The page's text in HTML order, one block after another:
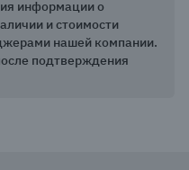
информации о
и стоимости
нашей компании.
подтверждения